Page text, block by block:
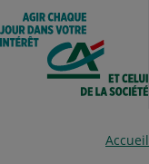
Aller
au
Menu
Aller au
Contenu
Accueil